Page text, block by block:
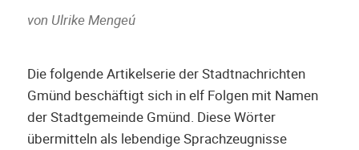
von Ulrike Mengeú
Die folgende Artikelserie der Stadtnachrichten
Gmünd beschäftigt sich in elf Folgen mit Namen
der Stadtgemeinde Gmünd. Diese Wörter
übermitteln als lebendige Sprachzeugnisse